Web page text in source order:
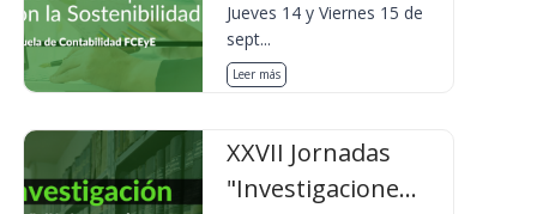
Jueves 14 y Viernes 15 de
sept...
Leer más
XXVII Jornadas
"Investigacione...